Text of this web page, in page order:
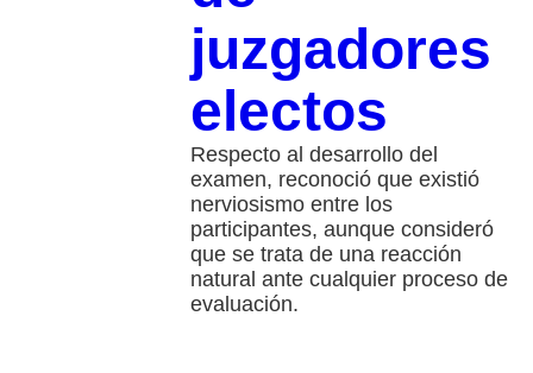
juzgadores
electos
Respecto al desarrollo del
examen, reconoció que existió
nerviosismo entre los
participantes, aunque consideró
que se trata de una reacción
natural ante cualquier proceso de
evaluación.